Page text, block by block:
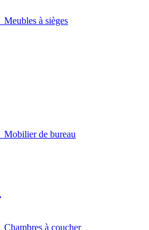
Meubles à sièges
Mobilier de bureau
Chambres à coucher